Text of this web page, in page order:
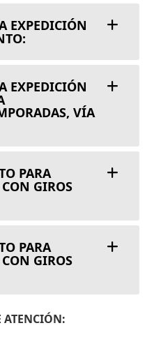
EXPEDICIÓN
EXPEDICIÓN
VÍA
PARA
GIROS
PARA
GIROS
ATENCIÓN: